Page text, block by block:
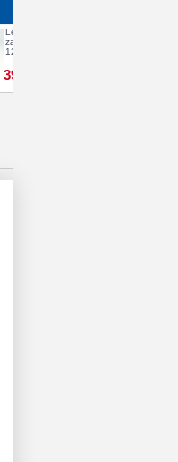
Ledové drápy
zadní Snoli
1203
398 Kč